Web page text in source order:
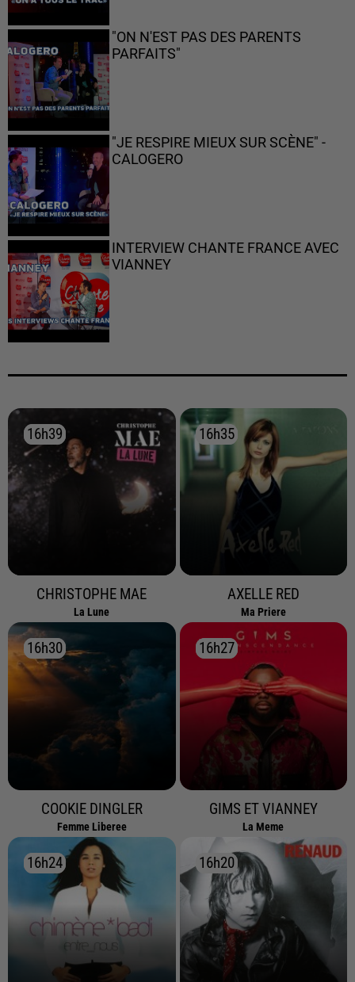
"ON N'EST PAS DES PARENTS
PARFAITS"
"JE RESPIRE MIEUX SUR SCÈNE" -
CALOGERO
INTERVIEW CHANTE FRANCE AVEC
VIANNEY
16h39
16h39
CHRISTOPHE MAE
La Lune
16h35
16h35
AXELLE RED
Ma Priere
16h30
16h30
COOKIE DINGLER
Femme Liberee
16h27
16h27
GIMS ET VIANNEY
La Meme
16h24
16h24 16h20
16h20